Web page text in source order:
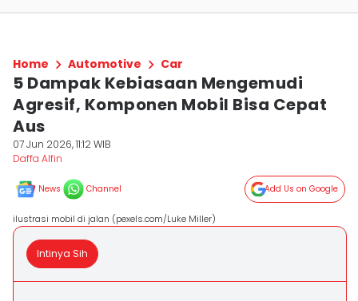
Home Automotive Car
5 Dampak Kebiasaan Mengemudi
Agresif, Komponen Mobil Bisa Cepat
Aus
07 Jun 2026, 11:12 WIB
Daffa Alfin
News Channel Add Us on Google
ilustrasi mobil di jalan (pexels.com/Luke Miller)
Intinya Sih